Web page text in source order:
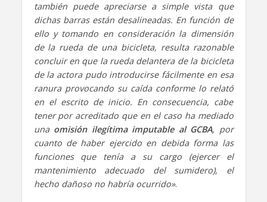
también puede apreciarse a simple vista que
dichas barras están desalineadas. En función de
ello y tomando en consideración la dimensión
de la rueda de una bicicleta, resulta razonable
concluir en que la rueda delantera de la bicicleta
de la actora pudo introducirse fácilmente en esa
ranura provocando su caída conforme lo relató
en el escrito de inicio. En consecuencia, cabe
tener por acreditado que en el caso ha mediado
una omisión ilegítima imputable al GCBA, por
cuanto de haber ejercido en debida forma las
funciones que tenía a su cargo (ejercer el
mantenimiento adecuado del sumidero), el
hecho dañoso no habría ocurrido».